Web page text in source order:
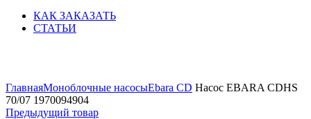
КАК ЗАКАЗАТЬ
СТАТЬИ
ГлавнаяМоноблочные насосыEbara CD Насос EBARA CDHS
70/07 1970094904
Предыдущий товар